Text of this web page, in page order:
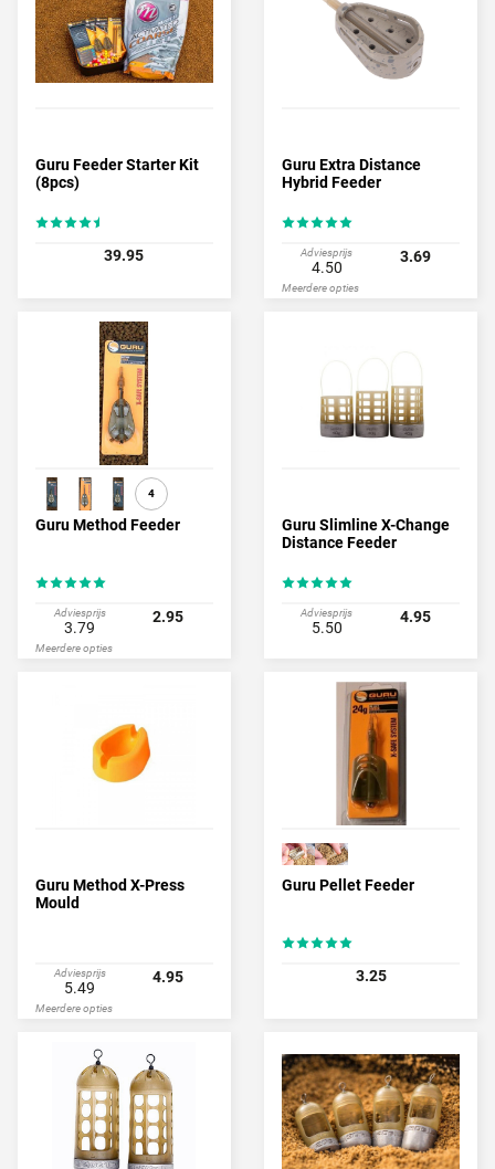
Method feeder echt wat voor jou. Op TackleXL zijn vele varianten
van Guru te vinden. Probeer het eens en ontdek wat deze manier
van vissen jou voor prachtige vangsten kan opleveren. Kies de
juiste Method korven voor jouw water en ga aan de slag.
Guru Feeder Starter Kit
(8pcs)
39.95
Guru Extra Distance
Hybrid Feeder
Adviesprijs
4.50
3.69
Meerdere opties
4
Guru Method Feeder
Adviesprijs
3.79
2.95
Meerdere opties
Guru Slimline X-Change
Distance Feeder
Adviesprijs
5.50
4.95
Guru Method X-Press
Mould
Adviesprijs
5.49
4.95
Meerdere opties
Guru Pellet Feeder
3.25